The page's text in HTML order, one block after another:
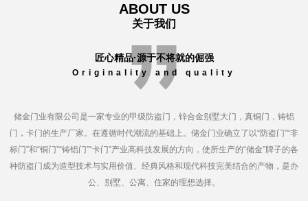
ABOUT US
关于我们
匠心精品·源于不将就的倔强
Originality and quality
储金门业有限公司是一家专业的甲级防盗门，锌合金别墅大门，真铜门，铸铝
门，卡门的生产厂家。在遵循时代潮流的基础上。储金门业确立了以“防盗门”“非
标门”和“铜门”“铸铝门”“卡门”产业高科技发展的方向，使所生产的“储金”牌子的各
种防盗门成为造型技术与实用价值、经典风格和现代科技完美结合的产物，是办
公、别墅、公寓、住家的理想选择。